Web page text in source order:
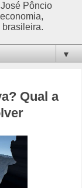
Pôncio
brasileira.
▼
Qual a